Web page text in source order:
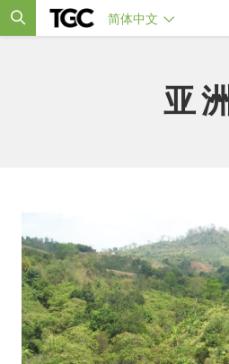
简体中文
亚洲